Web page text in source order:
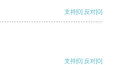
支持[0] 反对[0]
支持[0] 反对[0]